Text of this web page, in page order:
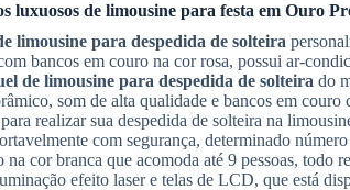
luxuosos de limousine para festa em Ouro
limousine para despedida de solteira
bancos em couro na cor rosa, possui ar-
de limousine para despedida de solteira do
som de alta qualidade e bancos em
realizar sua despedida de solteira na
com segurança, determinado
cor branca que acomoda até 9 pessoas, todo
efeito laser e telas de LCD, que está